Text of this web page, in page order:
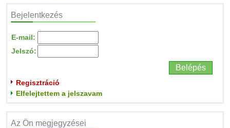
Bejelentkezés
E-mail:
Jelszó:
Regisztráció
Elfelejtettem a jelszavam
Az Ön megjegyzései